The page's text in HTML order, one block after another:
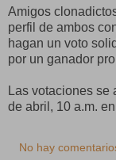
Amigos
perfil de ambos
hagan un voto
por un ganador
Las votaciones se
de abril, 10 a.m.
No hay